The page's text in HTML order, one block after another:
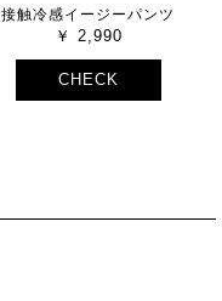
接触冷感イージーパンツ
2,990
CHECK